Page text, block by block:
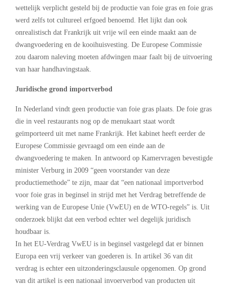
wettelijk verplicht gesteld bij de productie van foie gras en foie gras
werd zelfs tot cultureel erfgoed benoemd. Het lijkt dan ook
onrealistisch dat Frankrijk uit vrije wil een einde maakt aan de
dwangvoedering en de kooihuisvesting. De Europese Commissie
zou daarom naleving moeten afdwingen maar faalt bij de uitvoering
van haar handhavingstaak.
Juridische grond importverbod
In Nederland vindt geen productie van foie gras plaats. De foie gras
die in veel restaurants nog op de menukaart staat wordt
geïmporteerd uit met name Frankrijk. Het kabinet heeft eerder de
Europese Commissie gevraagd om een einde aan de
dwangvoedering te maken. In antwoord op Kamervragen bevestigde
minister Verburg in 2009 “geen voorstander van deze
productiemethode” te zijn, maar dat “een nationaal importverbod
voor foie gras in beginsel in strijd met het Verdrag betreffende de
werking van de Europese Unie (VwEU) en de WTO-regels” is. Uit
onderzoek blijkt dat een verbod echter wel degelijk juridisch
houdbaar is.
In het EU-Verdrag VwEU is in beginsel vastgelegd dat er binnen
Europa een vrij verkeer van goederen is. In artikel 36 van dit
verdrag is echter een uitzonderingsclausule opgenomen. Op grond
van dit artikel is een nationaal invoerverbod van producten uit